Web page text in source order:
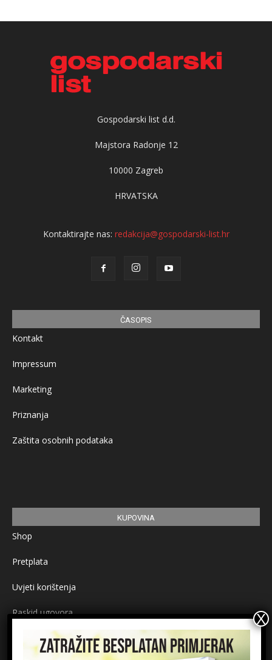
Gospodarski list d.d.
Majstora Radonje 12
10000 Zagreb
HRVATSKA
Kontaktirajte nas: redakcija@gospodarski-list.hr
ČASOPIS
Kontakt
Impressum
Marketing
Priznanja
Zaštita osobnih podataka
KUPOVINA
Shop
Pretplata
Uvjeti korištenja
Raskid ugovora
Načini plaćanja